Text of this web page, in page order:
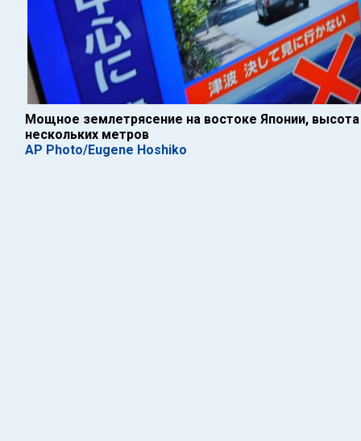
Мощное землетрясение на востоке Японии,
нескольких метров
AP Photo/Eugene Hoshiko